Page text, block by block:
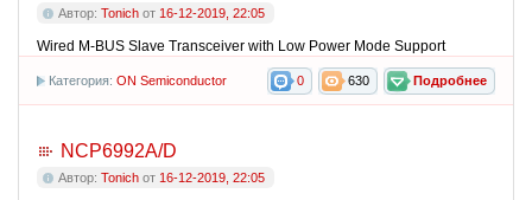
Автор: Tonich от 16-12-2019, 22:05
Wired M-BUS Slave Transceiver with Low Power Mode Support
Подробнее
630
0
Категория: ON Semiconductor
NCP6992A/D
Автор: Tonich от 16-12-2019, 22:05